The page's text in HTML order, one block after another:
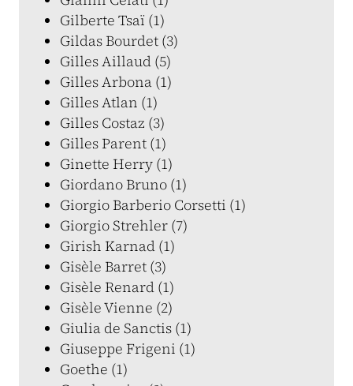
Gilberte Tsaï (1)
Gildas Bourdet (3)
Gilles Aillaud (5)
Gilles Arbona (1)
Gilles Atlan (1)
Gilles Costaz (3)
Gilles Parent (1)
Ginette Herry (1)
Giordano Bruno (1)
Giorgio Barberio Corsetti (1)
Giorgio Strehler (7)
Girish Karnad (1)
Gisèle Barret (3)
Gisèle Renard (1)
Gisèle Vienne (2)
Giulia de Sanctis (1)
Giuseppe Frigeni (1)
Goethe (1)